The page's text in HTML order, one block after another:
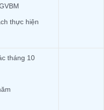
thực hiện
tháng 10